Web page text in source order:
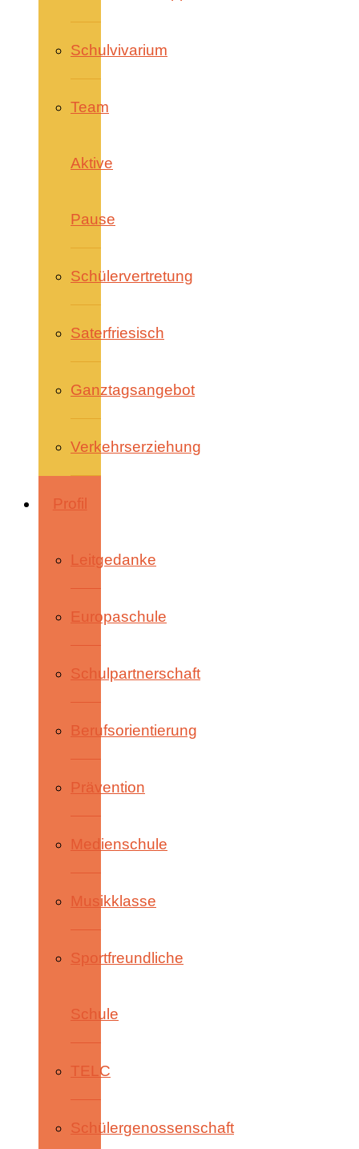
Schulvivarium
Team
Aktive
Pause
Schülervertretung
Saterfriesisch
Ganztagsangebot
Verkehrserziehung
Profil
Leitgedanke
Europaschule
Schulpartnerschaft
Berufsorientierung
Prävention
Medienschule
Musikklasse
Sportfreundliche
Schule
TELC
Schülergenossenschaft